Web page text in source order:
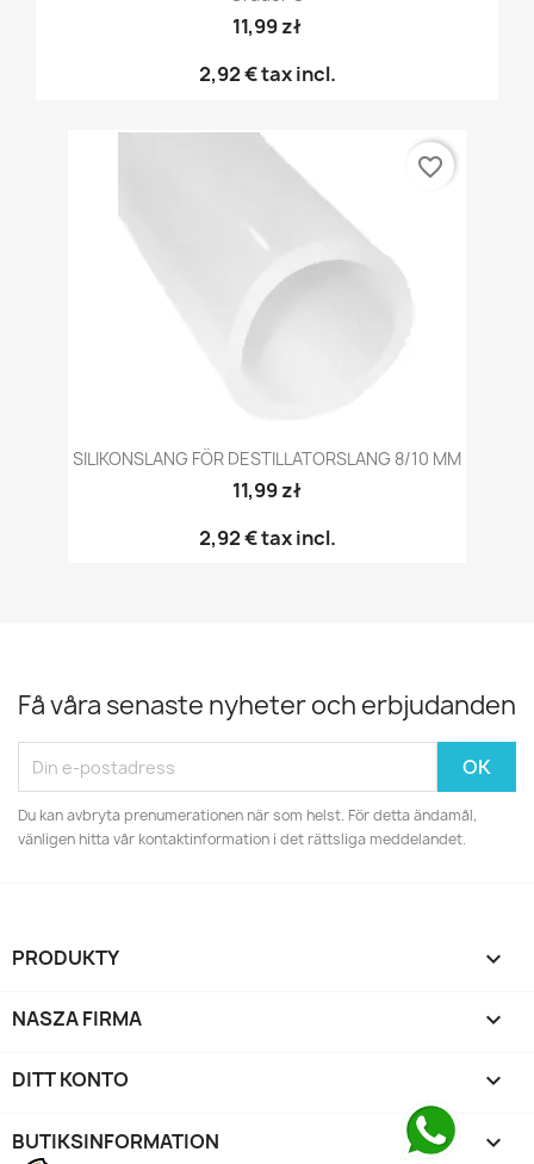
11,99 zł
2,92 €tax incl.
SILIKONSLANG FÖR DESTILLATORSLANG 8/10 MM
11,99 zł
2,92 €tax incl.
favorite_border
Få våra senaste nyheter och erbjudanden
Du kan avbryta prenumerationen när som helst. För detta ändamål,
vänligen hitta vår kontaktinformation i det rättsliga meddelandet.
PRODUKTY 
NASZA FIRMA 
DITT KONTO 
BUTIKSINFORMATION keyboard_arrow_down